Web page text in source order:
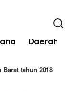
Daerah
Barat tahun 2018